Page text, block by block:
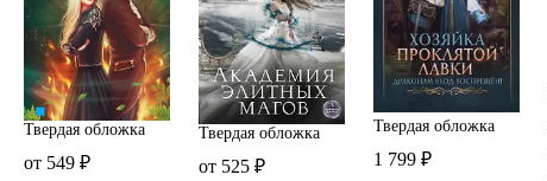
Твердая обложка
от 549 ₽
Твердая обложка
от 525 ₽
Твердая обложка
1 799 ₽